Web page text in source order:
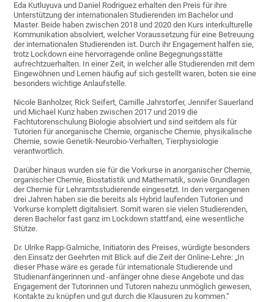
Eda Kutluyuva und Daniel Rodriguez erhalten den Preis für ihre
Unterstützung der internationalen Studierenden im Bachelor und
Master. Beide haben zwischen 2018 und 2020 den Kurs interkulturelle
Kommunikation absolviert, welcher Voraussetzung für eine Betreuung
der internationalen Studierenden ist. Durch ihr Engagement halfen sie,
trotz Lockdown eine hervorragende online Begegnungsstätte
aufrechtzuerhalten. In einer Zeit, in welcher alle Studierenden mit dem
Eingewöhnen und Lernen häufig auf sich gestellt waren, boten sie eine
besonders wichtige Anlaufstelle.
Nicole Banholzer, Rick Seifert, Camille Jahrstorfer, Jennifer Sauerland
und Michael Kunz haben zwischen 2017 und 2019 die
Fachtutorenschulung Biologie absolviert und sind seitdem als für
Tutorien für anorganische Chemie, organische Chemie, physikalische
Chemie, sowie Genetik-Neurobio-Verhalten, Tierphysiologie
verantwortlich.
Darüber hinaus wurden sie für die Vorkurse in anorganischer Chemie,
organischer Chemie, Biostatistik und Mathematik, sowie Grundlagen
der Chemie für Lehramtsstudierende eingesetzt. In den vergangenen
drei Jahren haben sie die bereits als Hybrid laufenden Tutorien und
Vorkurse komplett digitalisiert. Somit waren sie vielen Studierenden,
deren Bachelor fast ganz im Lockdown stattfand, eine wesentliche
Stütze.
Dr. Ulrike Rapp-Galmiche, Initiatorin des Preises, würdigte besonders
den Einsatz der Geehrten mit Blick auf die Zeit der Online-Lehre: „In
dieser Phase wäre es gerade für internationale Studierende und
Studienanfängerinnen und -anfänger ohne diese Angebote und das
Engagement der Tutorinnen und Tutoren nahezu unmöglich gewesen,
Kontakte zu knüpfen und gut durch die Klausuren zu kommen.“